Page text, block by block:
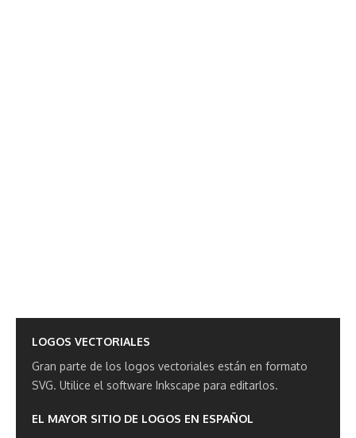
LOGOS VECTORIALES
Gran parte de los logos vectoriales están en formato
SVG. Utilice el software Inkscape para editarlos.
EL MAYOR SITIO DE LOGOS EN ESPAÑOL